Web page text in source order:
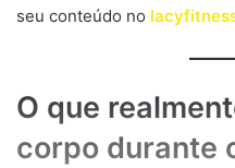
seu conteúdo no
O que
corpo durante